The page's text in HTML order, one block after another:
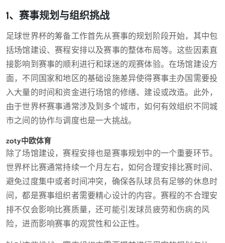
1、赛事规划与组织挑战
足球世界杯的筹备工作首先从赛事的规划阶段开始，其中包
括场馆建设、赛程安排以及赛事的整体布局等。这些因素直
接影响到赛事的顺利进行和球迷的观赛体验。在场馆建设方
面，不同国家和地区的基础设施差异使得赛事主办国需要投
入大量的时间和资金进行场馆的修缮、建设或改造。此外，
由于世界杯赛事通常涉及到多个城市，如何有效组织不同城
市之间的协作与调度也是一大挑战。
zoty中欧体育
除了场馆建设，赛程安排也是赛事规划中的一个重要环节。
世界杯比赛通常持续一个月左右，如何合理安排比赛时间、
避免过度集中或者时间冲突，确保各队球员有足够的休息时
间，都是赛事组织者需要精心设计的内容。赛程的不合理安
排不仅会影响比赛质量，还可能引发球员疲劳和伤病的风
险，进而影响赛事的观赏性和公正性。